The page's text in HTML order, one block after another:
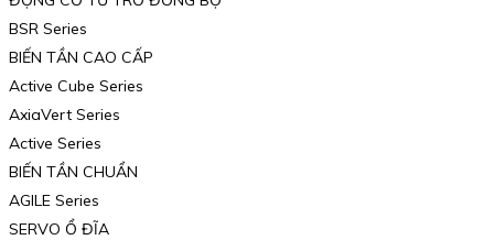
BSR Series
BIẾN TẦN CAO CẤP
Active Cube Series
AxiaVert Series
Active Series
BIẾN TẦN CHUẨN
AGILE Series
SERVO Ổ ĐĨA